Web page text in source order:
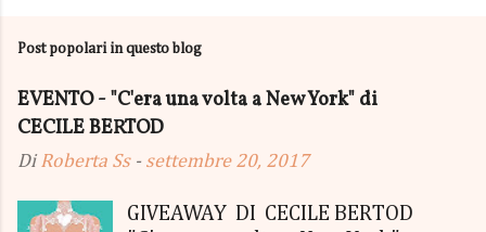
Post popolari in questo blog
EVENTO - "C'era una volta a New York" di
CECILE BERTOD
DiRoberta Ss - settembre 20, 2017
GIVEAWAY DI CECILE BERTOD